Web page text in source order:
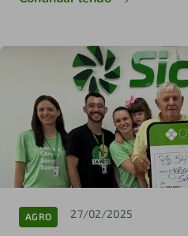
AGRO 27/02/2025